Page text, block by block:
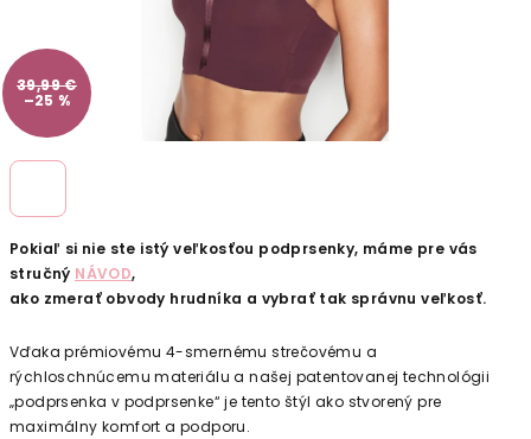
Pokiaľ si nie ste istý veľkosťou podprsenky, máme pre vás
stručný NÁVOD,
ako zmerať obvody hrudníka a vybrať tak správnu veľkosť.
Vďaka prémiovému 4-smernému strečovému a
rýchloschnúcemu materiálu a našej patentovanej technológii
„podprsenka v podprsenke“ je tento štýl ako stvorený pre
maximálny komfort a podporu.
39,99 €
–25 %